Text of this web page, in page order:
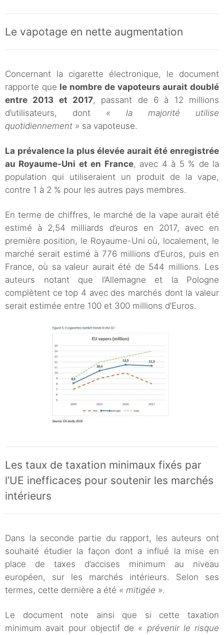
Le vapotage en nette augmentation
Concernant la cigarette électronique, le document
rapporte que le nombre de vapoteurs aurait doublé
entre 2013 et 2017, passant de 6 à 12 millions
d’utilisateurs, dont « la majorité utilise
quotidiennement » sa vapoteuse.
La prévalence la plus élevée aurait été enregistrée
au Royaume-Uni et en France, avec 4 à 5 % de la
population qui utiliseraient un produit de la vape,
contre 1 à 2 % pour les autres pays membres.
En terme de chiffres, le marché de la vape aurait été
estimé à 2,54 milliards d’euros en 2017, avec en
première position, le Royaume-Uni où, localement, le
marché serait estimé à 776 millions d’Euros, puis en
France, où sa valeur aurait été de 544 millions. Les
auteurs notant que l’Allemagne et la Pologne
complètent ce top 4 avec des marchés dont la valeur
serait estimée entre 100 et 300 millions d’Euros.
Les taux de taxation minimaux fixés par
l’UE inefficaces pour soutenir les marchés
intérieurs
Dans la seconde partie du rapport, les auteurs ont
souhaité étudier la façon dont a influé la mise en
place de taxes d’accises minimum au niveau
européen, sur les marchés intérieurs. Selon ses
termes, cette dernière a été « mitigée ».
Le document note ainsi que si cette taxation
minimum avait pour objectif de « prévenir le risque